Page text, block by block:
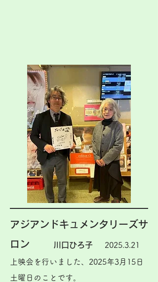
アジアンドキュメンタリーズサ
ロン
川口ひろ子 2025.3.21
上映会を行いました、2025年3月15日
土曜日のことです。